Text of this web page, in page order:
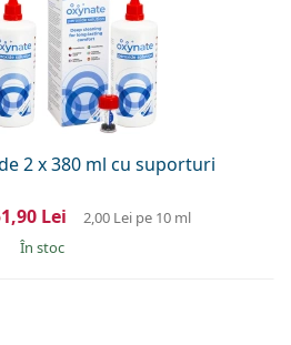
2 x 380 ml cu suporturi
Lei 2,00 Leipe 10 ml
În stoc